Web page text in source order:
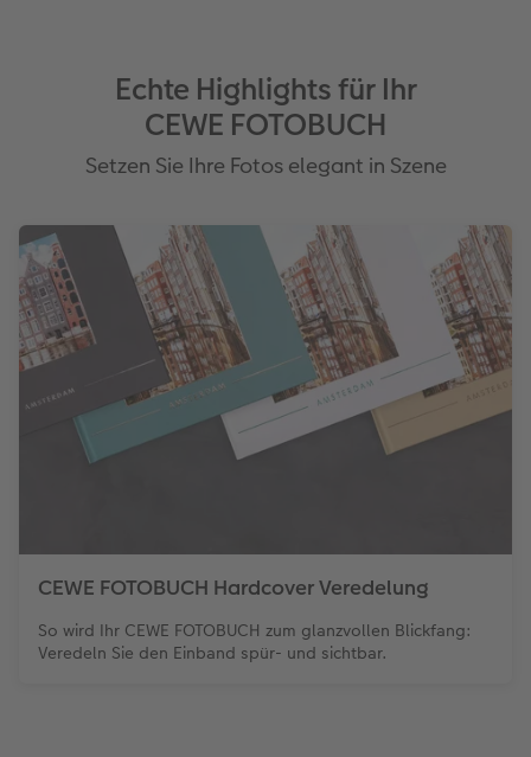
Echte Highlights für Ihr
CEWE FOTOBUCH
Setzen Sie Ihre Fotos elegant in Szene
CEWE FOTOBUCH Hardcover Veredelung
So wird Ihr CEWE FOTOBUCH zum glanzvollen Blickfang:
Veredeln Sie den Einband spür- und sichtbar.